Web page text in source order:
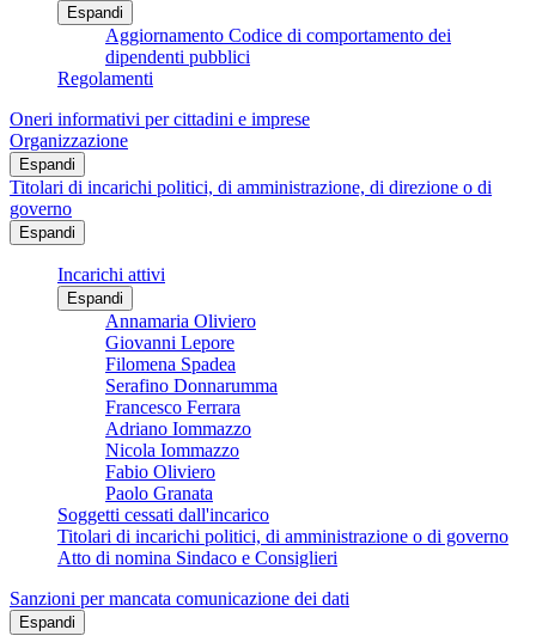
Espandi
Aggiornamento Codice di comportamento dei
dipendenti pubblici
Regolamenti
Oneri informativi per cittadini e imprese
Organizzazione
Espandi
Titolari di incarichi politici, di amministrazione, di direzione o di
governo
Espandi
Incarichi attivi
Espandi
Annamaria Oliviero
Giovanni Lepore
Filomena Spadea
Serafino Donnarumma
Francesco Ferrara
Adriano Iommazzo
Nicola Iommazzo
Fabio Oliviero
Paolo Granata
Soggetti cessati dall'incarico
Titolari di incarichi politici, di amministrazione o di governo
Atto di nomina Sindaco e Consiglieri
Sanzioni per mancata comunicazione dei dati
Espandi